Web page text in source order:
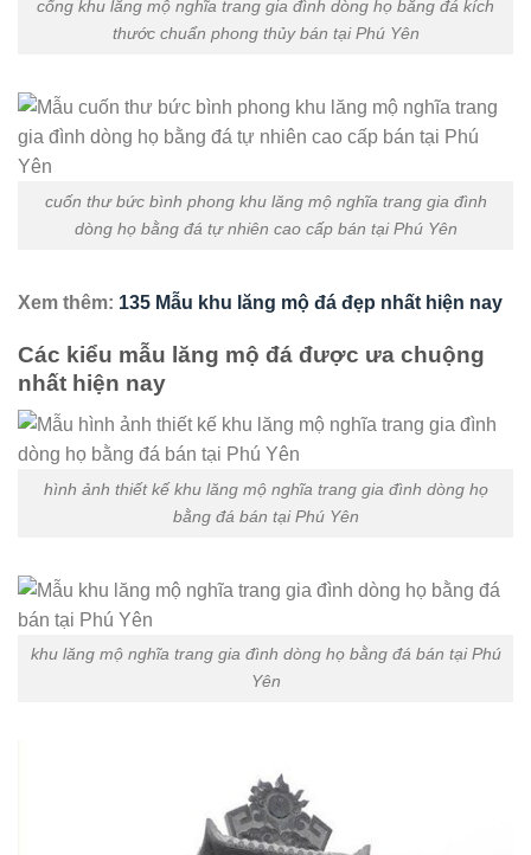
cổng khu lăng mộ nghĩa trang gia đình dòng họ bằng đá kích
thước chuẩn phong thủy bán tại Phú Yên
cuốn thư bức bình phong khu lăng mộ nghĩa trang gia đình
dòng họ bằng đá tự nhiên cao cấp bán tại Phú Yên
Xem thêm: 135 Mẫu khu lăng mộ đá đẹp nhất hiện nay
Các kiểu mẫu lăng mộ đá được ưa chuộng
nhất hiện nay
hình ảnh thiết kế khu lăng mộ nghĩa trang gia đình dòng họ
bằng đá bán tại Phú Yên
khu lăng mộ nghĩa trang gia đình dòng họ bằng đá bán tại Phú
Yên